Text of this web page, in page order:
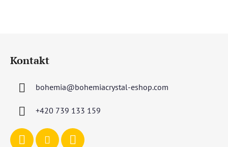
Kontakt
bohemia@bohemiacrystal-eshop.com
+420 739 133 159